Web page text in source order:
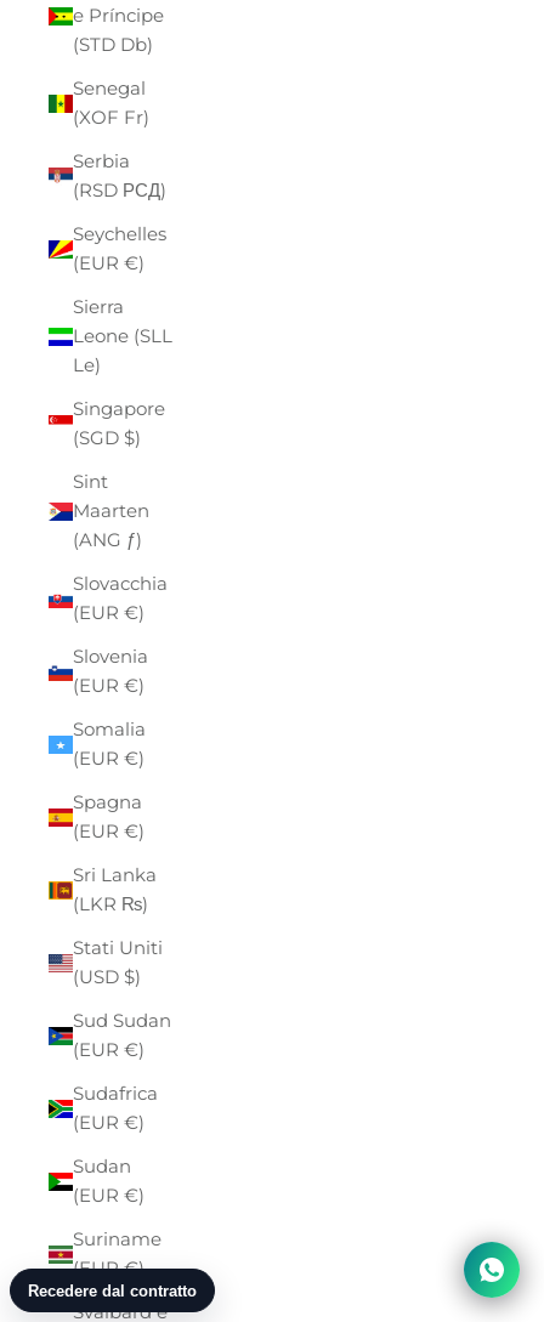
e Príncipe
(STD Db)
Senegal
(XOF Fr)
Serbia
(RSD РСД)
Seychelles
(EUR €)
Sierra
Leone (SLL
Le)
Singapore
(SGD $)
Sint
Maarten
(ANG ƒ)
Slovacchia
(EUR €)
Slovenia
(EUR €)
Somalia
(EUR €)
Spagna
(EUR €)
Sri Lanka
(LKR ₨)
Stati Uniti
(USD $)
Sud Sudan
(EUR €)
Sudafrica
(EUR €)
Sudan
(EUR €)
Suriname
(EUR €)
Svalbard e